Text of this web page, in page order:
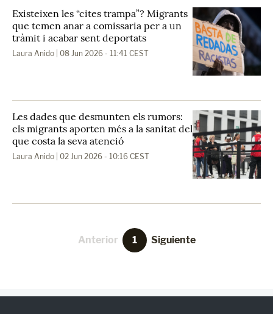
Existeixen les “cites trampa”? Migrants
que temen anar a comissaria per a un
tràmit i acabar sent deportats
Laura Anido | 08 Jun 2026 - 11:41 CEST
Les dades que desmunten els rumors:
els migrants aporten més a la sanitat del
que costa la seva atenció
Laura Anido | 02 Jun 2026 - 10:16 CEST
Anterior 1 Siguiente